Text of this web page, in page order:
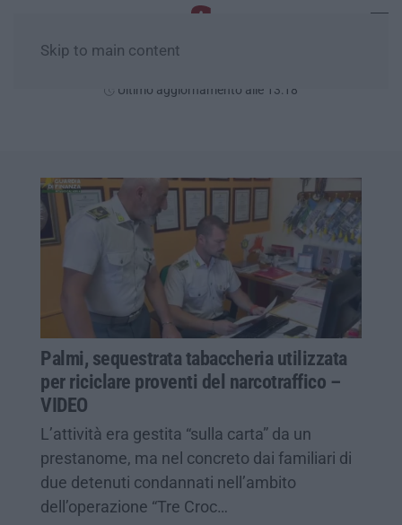
Skip to main content
Ultimo aggiornamento alle 13:18
Palmi, sequestrata tabaccheria utilizzata
per riciclare proventi del narcotraffico –
VIDEO
L’attività era gestita “sulla carta” da un
prestanome, ma nel concreto dai familiari di
due detenuti condannati nell’ambito
dell’operazione “Tre Croc…